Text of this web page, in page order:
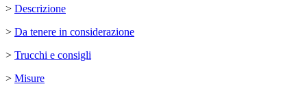
> Descrizione
> Da tenere in considerazione
> Trucchi e consigli
> Misure